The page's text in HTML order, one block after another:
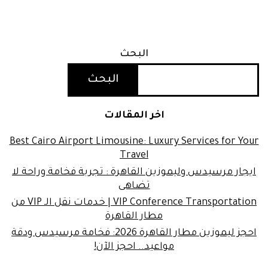
البحث
البحث
اخر المقالات
Best Cairo Airport Limousine: Luxury Services for Your
Travel
ايجار مرسيدس وليموزين القاهرة : تجربة فخامة وراحة لا
تضاهى
VIP Conference Transportation | خدمات نقل الـ VIP من
مطار القاهرة
احجز ليموزين مطار القاهرة 2026: فخامة مرسيدس ودقة
مواعيد.. احجز الآن!